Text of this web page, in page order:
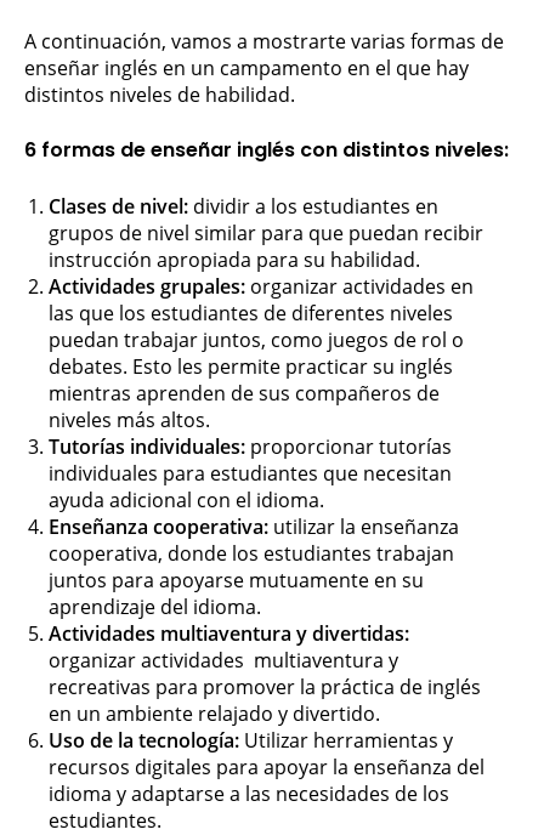
A continuación, vamos a mostrarte varias formas de
enseñar inglés en un campamento en el que hay
distintos niveles de habilidad.
6 formas de enseñar inglés con distintos niveles:
Clases de nivel: dividir a los estudiantes en
grupos de nivel similar para que puedan recibir
instrucción apropiada para su habilidad.
Actividades grupales: organizar actividades en
las que los estudiantes de diferentes niveles
puedan trabajar juntos, como juegos de rol o
debates. Esto les permite practicar su inglés
mientras aprenden de sus compañeros de
niveles más altos.
Tutorías individuales: proporcionar tutorías
individuales para estudiantes que necesitan
ayuda adicional con el idioma.
Enseñanza cooperativa: utilizar la enseñanza
cooperativa, donde los estudiantes trabajan
juntos para apoyarse mutuamente en su
aprendizaje del idioma.
Actividades multiaventura y divertidas:
organizar actividades multiaventura y
recreativas para promover la práctica de inglés
en un ambiente relajado y divertido.
Uso de la tecnología: Utilizar herramientas y
recursos digitales para apoyar la enseñanza del
idioma y adaptarse a las necesidades de los
estudiantes.